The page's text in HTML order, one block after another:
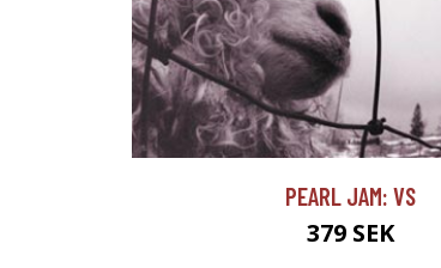
PEARL JAM: VS
379 SEK